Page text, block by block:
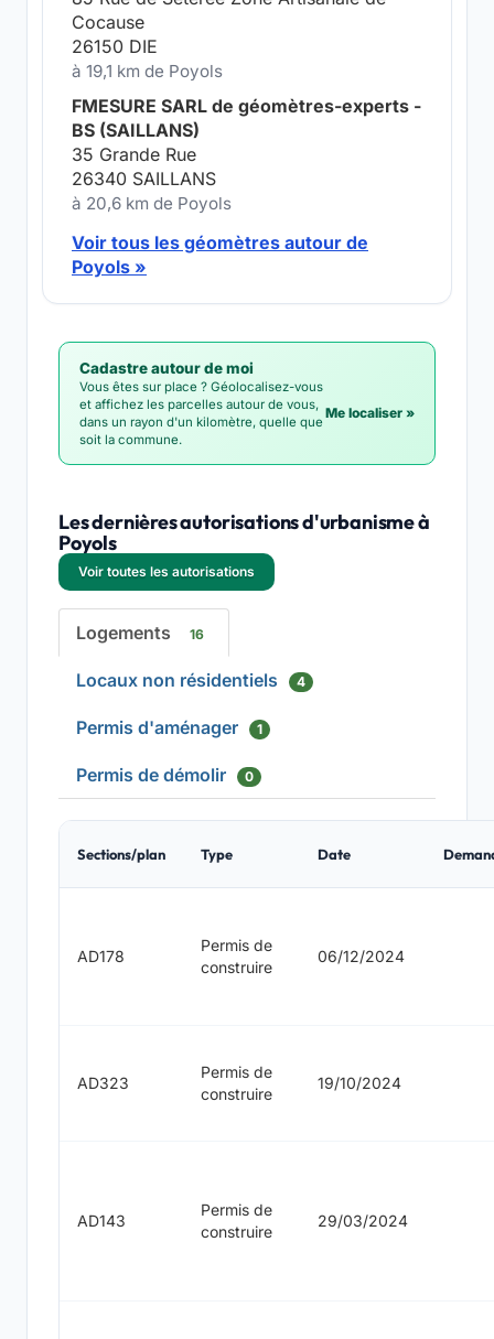
Cocause
26150 DIE
à 19,1 km de Poyols
FMESURE SARL de géomètres-experts -
BS (SAILLANS)
35 Grande Rue
26340 SAILLANS
à 20,6 km de Poyols
Voir tous les géomètres autour de
Poyols »
Cadastre autour de moi
Vous êtes sur place ? Géolocalisez-vous
et affichez les parcelles autour de vous,
dans un rayon d'un kilomètre, quelle que
soit la commune.
Me localiser »
Les dernières autorisations d'urbanisme à
Poyols
Voir toutes les autorisations
Logements 16
Locaux non résidentiels 4
Permis d'aménager 1
Permis de démolir 0
Sections/plan Type Date
AD178
Permis de
construire
06/12/2024
AD323
Permis de
construire
19/10/2024
AD143
Permis de
construire
29/03/2024